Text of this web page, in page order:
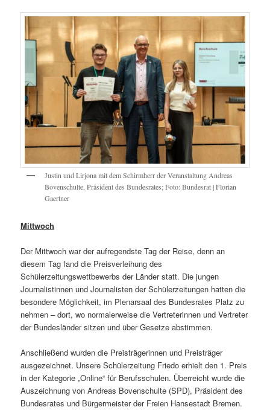
Justin und Lirjona mit dem Schirmherr der Veranstaltung Andreas
Bovenschulte, Präsident des Bundesrates; Foto: Bundesrat | Florian
Gaertner
Mittwoch
Der Mittwoch war der aufregendste Tag der Reise, denn an
diesem Tag fand die Preisverleihung des
Schülerzeitungswettbewerbs der Länder statt. Die jungen
Journalistinnen und Journalisten der Schülerzeitungen hatten die
besondere Möglichkeit, im Plenarsaal des Bundesrates Platz zu
nehmen – dort, wo normalerweise die Vertreterinnen und Vertreter
der Bundesländer sitzen und über Gesetze abstimmen.
Anschließend wurden die Preisträgerinnen und Preisträger
ausgezeichnet. Unsere Schülerzeitung Friedo erhielt den 1. Preis
in der Kategorie „Online“ für Berufsschulen. Überreicht wurde die
Auszeichnung von Andreas Bovenschulte (SPD), Präsident des
Bundesrates und Bürgermeister der Freien Hansestadt Bremen.